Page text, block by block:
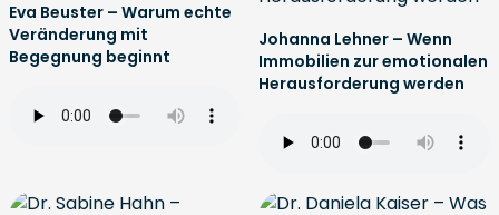
Eva Beuster – Warum echte
Veränderung mit
Begegnung beginnt
Johanna Lehner – Wenn
Immobilien zur emotionalen
Herausforderung werden